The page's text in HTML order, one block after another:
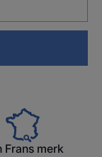
Frans merk